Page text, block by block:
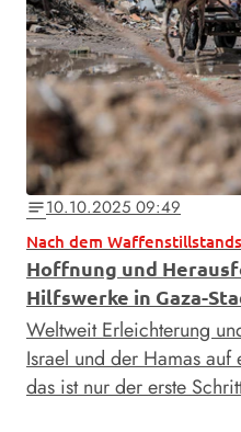
notes10.10.2025 09:49
Nach dem
Hoffnung und
Hilfswerke in Gaza-
Weltweit Erleichterung
Israel und der Hamas
das ist nur der erste